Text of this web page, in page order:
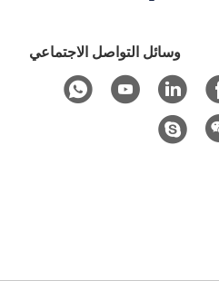
وسائل التواصل الاجتماعي